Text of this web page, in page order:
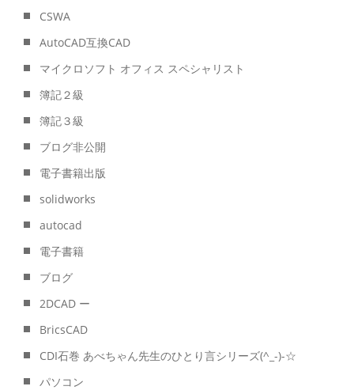
CSWA
AutoCAD互換CAD
マイクロソフト オフィス スペシャリスト
簿記２級
簿記３級
ブログ非公開
電子書籍出版
solidworks
autocad
電子書籍
ブログ
2DCAD ー
BricsCAD
CDI石巻 あべちゃん先生のひとり言シリーズ(^_-)-☆
パソコン